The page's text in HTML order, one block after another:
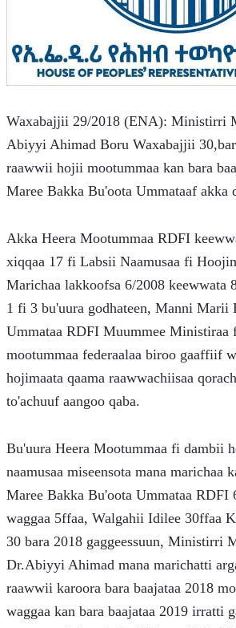
Waxabajjii 29/2018 (ENA): Ministirri
Abiyyi Ahimad Boru Waxabajjii
raawwii hojii mootummaa kan bara
Maree Bakka Bu'oota Ummataaf akka
Akka Heera Mootummaa RDFI
xiqqaa 17 fi Labsii Naamusaa fi
Marichaa lakkoofsa 6/2008 keewwata
1 fi 3 bu'uura godhateen, Manni Marii
Ummataa RDFI Muummee Ministiraa
mootummaa federaalaa biroo gaaffiif
hojimaata qaama raawwachiisaa
to'achuuf aangoo qaba.
Bu'uura Heera Mootummaa fi dambii
naamusaa miseensota mana marichaa
Maree Bakka Bu'oota Ummataa RDFI
waggaa 5ffaa, Walgahii Idilee 30ffaa
30 bara 2018 gaggeessuun, Ministirri
Dr.Abiyyi Ahimad mana marichatti
raawwii karoora bara baajataa 2018
waggaa kan bara baajataa 2019 irratti